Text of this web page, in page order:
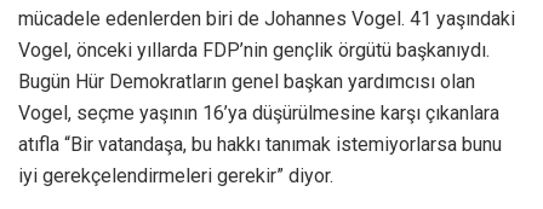
mücadele edenlerden biri de Johannes Vogel. 41 yaşındaki
Vogel, önceki yıllarda FDP’nin gençlik örgütü başkanıydı.
Bugün Hür Demokratların genel başkan yardımcısı olan
Vogel, seçme yaşının 16’ya düşürülmesine karşı çıkanlara
atıfla “Bir vatandaşa, bu hakkı tanımak istemiyorlarsa bunu
iyi gerekçelendirmeleri gerekir” diyor.